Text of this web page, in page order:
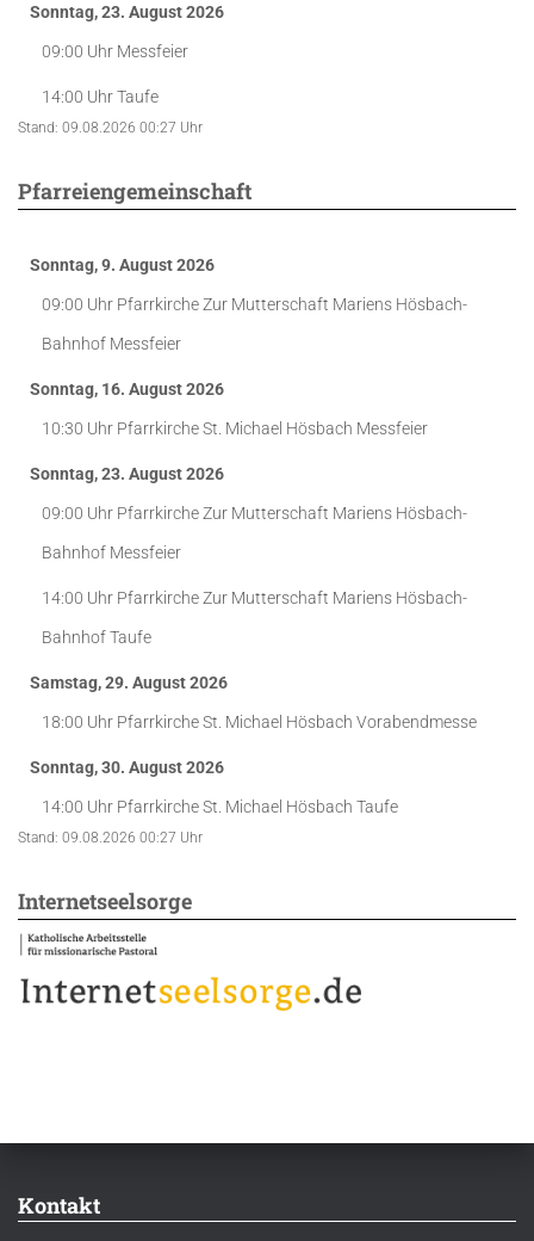
Sonntag, 23. August 2026
09:00 Uhr Messfeier
14:00 UhrTaufe
Stand: 09.08.2026 00:27 Uhr
Pfarreiengemeinschaft
Sonntag, 9. August 2026
09:00 Uhr Pfarrkirche Zur Mutterschaft Mariens Hösbach-
Bahnhof Messfeier
Sonntag, 16. August 2026
10:30 Uhr Pfarrkirche St. Michael Hösbach Messfeier
Sonntag, 23. August 2026
09:00 Uhr Pfarrkirche Zur Mutterschaft Mariens Hösbach-
Bahnhof Messfeier
14:00 Uhr Pfarrkirche Zur Mutterschaft Mariens Hösbach-
BahnhofTaufe
Samstag, 29. August 2026
18:00 Uhr Pfarrkirche St. Michael Hösbach Vorabendmesse
Sonntag, 30. August 2026
14:00 Uhr Pfarrkirche St. Michael Hösbach Taufe
Stand: 09.08.2026 00:27 Uhr
Internetseelsorge
Kontakt